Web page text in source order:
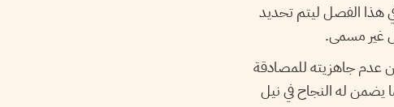
هذا الفصل ليتم تحديد
غير مسمى.
عدم جاهزيته للمصادقة
يضمن له النجاح في نيل